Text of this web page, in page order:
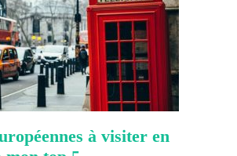
à visiter en